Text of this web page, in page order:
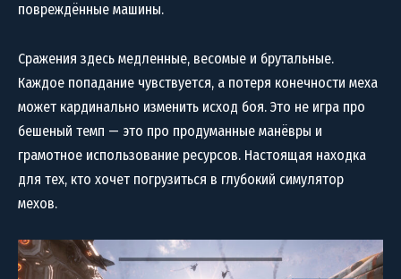
повреждённые машины.
Сражения здесь медленные, весомые и брутальные.
Каждое попадание чувствуется, а потеря конечности меха
может кардинально изменить исход боя. Это не игра про
бешеный темп — это про продуманные манёвры и
грамотное использование ресурсов. Настоящая находка
для тех, кто хочет погрузиться в глубокий симулятор
мехов.